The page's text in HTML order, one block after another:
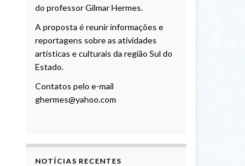
do professor Gilmar Hermes.
A proposta é reunir informações e
reportagens sobre as atividades
artísticas e culturais da região Sul do
Estado.
Contatos pelo e-mail
ghermes@yahoo.com
NOTÍCIAS RECENTES